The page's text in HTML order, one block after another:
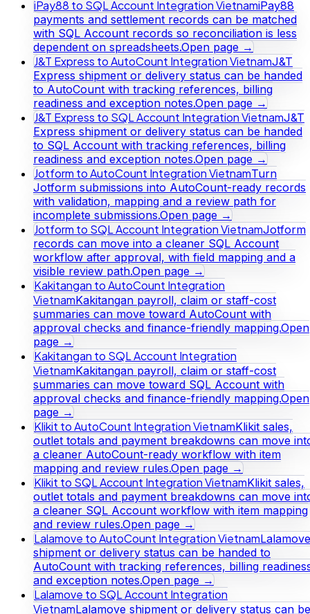
iPay88 to SQL Account Integration VietnamiPay88
payments and settlement records can be matched
with SQL Account records so reconciliation is less
dependent on spreadsheets.Open page →
J&T Express to AutoCount Integration VietnamJ&T
Express shipment or delivery status can be handed
to AutoCount with tracking references, billing
readiness and exception notes.Open page →
J&T Express to SQL Account Integration VietnamJ&T
Express shipment or delivery status can be handed
to SQL Account with tracking references, billing
readiness and exception notes.Open page →
Jotform to AutoCount Integration VietnamTurn
Jotform submissions into AutoCount-ready records
with validation, mapping and a review path for
incomplete submissions.Open page →
Jotform to SQL Account Integration VietnamJotform
records can move into a cleaner SQL Account
workflow after approval, with field mapping and a
visible review path.Open page →
Kakitangan to AutoCount Integration
VietnamKakitangan payroll, claim or staff-cost
summaries can move toward AutoCount with
approval checks and finance-friendly mapping.Open
page →
Kakitangan to SQL Account Integration
VietnamKakitangan payroll, claim or staff-cost
summaries can move toward SQL Account with
approval checks and finance-friendly mapping.Open
page →
Klikit to AutoCount Integration VietnamKlikit sales,
outlet totals and payment breakdowns can move
a cleaner AutoCount-ready workflow with item
mapping and review rules.Open page →
Klikit to SQL Account Integration VietnamKlikit sales,
outlet totals and payment breakdowns can move
a cleaner SQL Account workflow with item mapping
and review rules.Open page →
Lalamove to AutoCount Integration VietnamLalamove
shipment or delivery status can be handed to
AutoCount with tracking references, billing
and exception notes.Open page →
Lalamove to SQL Account Integration
VietnamLalamove shipment or delivery status can be